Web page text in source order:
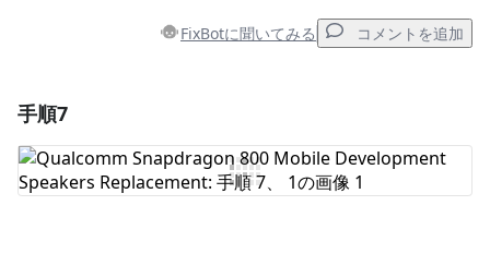
FixBotに聞いてみる コメントを追加
コメントを追加
手順7